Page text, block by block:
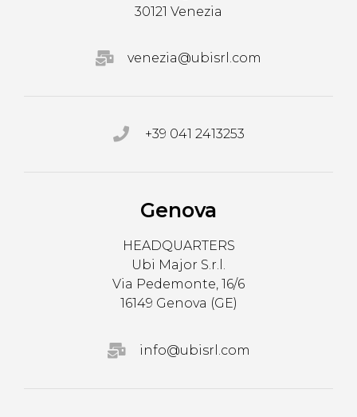
30121 Venezia
venezia@ubisrl.com
+39 041 2413253
Genova
HEADQUARTERS
Ubi Major S.r.l.
Via Pedemonte, 16/6
16149 Genova (GE)
info@ubisrl.com